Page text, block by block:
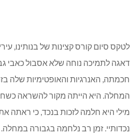
לטקס סיום קורס קצינות של בנותינו,
דאגה לתמיכה נוחה שלא אסבול כאבי
חכמתה, האנרגיות והאופטימיות שלה
המחלה. היא הייתה מקור להשראה
מילי היא חלמה לזכות בנכד, כי ראתה
נכדותיי. זמן רב נלחמה בגבורה